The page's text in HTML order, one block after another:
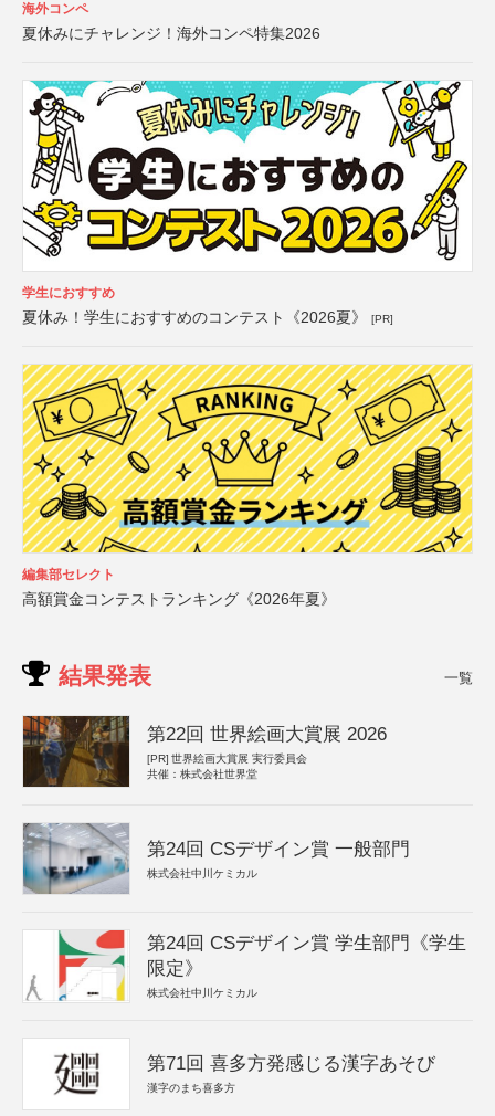
海外コンペ
夏休みにチャレンジ！海外コンペ特集2026
学生におすすめ
夏休み！学生におすすめのコンテスト《2026夏》 [PR]
編集部セレクト
高額賞金コンテストランキング《2026年夏》
結果発表 一覧
第22回 世界絵画大賞展 2026
[PR] 世界絵画大賞展 実行委員会
共催：株式会社世界堂
第24回 CSデザイン賞 一般部門
株式会社中川ケミカル
第24回 CSデザイン賞 学生部門《学生
限定》
株式会社中川ケミカル
第71回 喜多方発感じる漢字あそび
漢字のまち喜多方